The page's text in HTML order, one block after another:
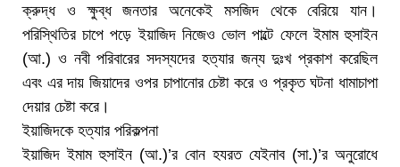
ক্রুদ্ধ ও ক্ষুব্ধ জনতার অনেকেই মসজিদ থেকে বেরিয়ে যান।
পরিস্থিতির চাপে পড়ে ইয়াজিদ নিজেও ভোল পাল্টে ফেলে ইমাম হুসাইন
(আ.) ও নবী পরিবারের সদস্যদের হত্যার জন্য দুঃখ প্রকাশ করেছিল
এবং এর দায় জিয়াদের ওপর চাপানোর চেষ্টা করে ও প্রকৃত ঘটনা ধামাচাপা
দেয়ার চেষ্টা করে।
ইয়াজিদকে হত্যার পরিকল্পনা
ইয়াজিদ ইমাম হুসাইন (আ.)’র বোন হযরত যেইনাব (সা.)’র অনুরোধে